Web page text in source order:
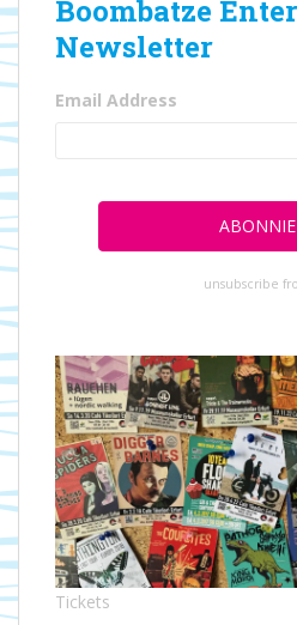
Boombatze
Newsletter
Email Address
unsubscribe
Tickets